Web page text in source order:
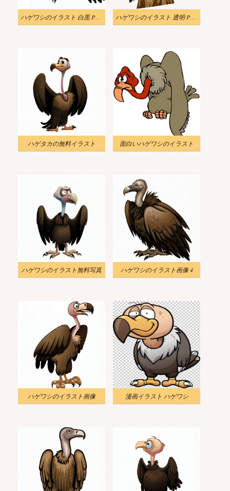
ハゲワシのイラスト 白黒 PNG ハゲワシのイラスト 透明 PNG
ハゲタカの無料イラスト 面白いハゲワシのイラスト
ハゲワシのイラスト無料写真 ハゲワシのイラスト画像 4
ハゲワシのイラスト画像 漫画イラスト ハゲワシ